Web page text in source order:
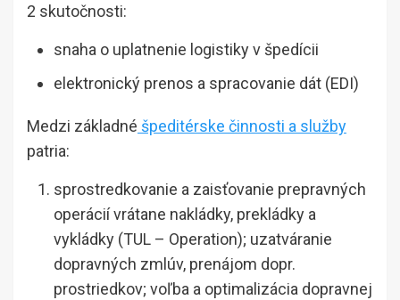
2 skutočnosti:
snaha o uplatnenie logistiky v špedícii
elektronický prenos a spracovanie dát (EDI)
Medzi základné špeditérske činnosti a služby
patria:
sprostredkovanie a zaisťovanie prepravných
operácií vrátane nakládky, prekládky a
vykládky (TUL – Operation); uzatváranie
dopravných zmlúv, prenájom dopr.
prostriedkov; voľba a optimalizácia dopravnej